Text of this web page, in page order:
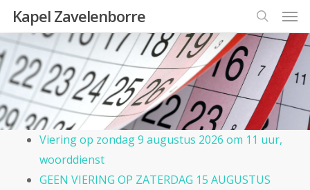
Skip
main
content
Kapel Zavelenborre
search
Viering op zondag 9 augustus 2026 om 11 uur,
woorddienst
GEEN VIERING OP ZATERDAG 15 AUGUSTUS